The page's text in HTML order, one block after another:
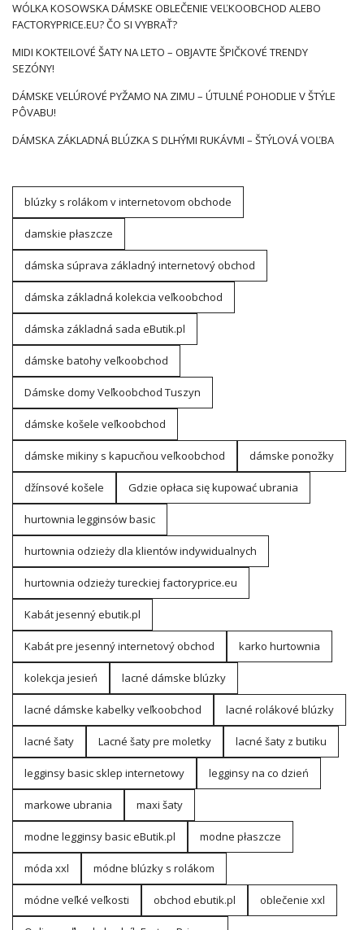
WÓLKA KOSOWSKA DÁMSKE OBLEČENIE VEĽKOOBCHOD ALEBO
FACTORYPRICE.EU? ČO SI VYBRAŤ?
MIDI KOKTEILOVÉ ŠATY NA LETO – OBJAVTE ŠPIČKOVÉ TRENDY
SEZÓNY!
DÁMSKE VELÚROVÉ PYŽAMO NA ZIMU – ÚTULNÉ POHODLIE V ŠTÝLE
PÔVABU!
DÁMSKA ZÁKLADNÁ BLÚZKA S DLHÝMI RUKÁVMI – ŠTÝLOVÁ VOĽBA
blúzky s rolákom v internetovom obchode
damskie płaszcze
dámska súprava základný internetový obchod
dámska základná kolekcia veľkoobchod
dámska základná sada eButik.pl
dámske batohy veľkoobchod
Dámske domy Veľkoobchod Tuszyn
dámske košele veľkoobchod
dámske mikiny s kapucňou veľkoobchod dámske ponožky
džínsové košele Gdzie opłaca się kupować ubrania
hurtownia legginsów basic
hurtownia odzieży dla klientów indywidualnych
hurtownia odzieży tureckiej factoryprice.eu
Kabát jesenný ebutik.pl
Kabát pre jesenný internetový obchod karko hurtownia
kolekcja jesień lacné dámske blúzky
lacné dámske kabelky veľkoobchod lacné rolákové blúzky
lacné šaty Lacné šaty pre moletky lacné šaty z butiku
legginsy basic sklep internetowy legginsy na co dzień
markowe ubrania maxi šaty
modne legginsy basic eButik.pl modne płaszcze
móda xxl módne blúzky s rolákom
módne veľké veľkosti obchod ebutik.pl oblečenie xxl